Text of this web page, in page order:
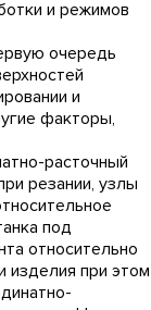
и режимов
очередь
и
факторы,
расточный
резании, узлы
под
относительно
изделия при этом